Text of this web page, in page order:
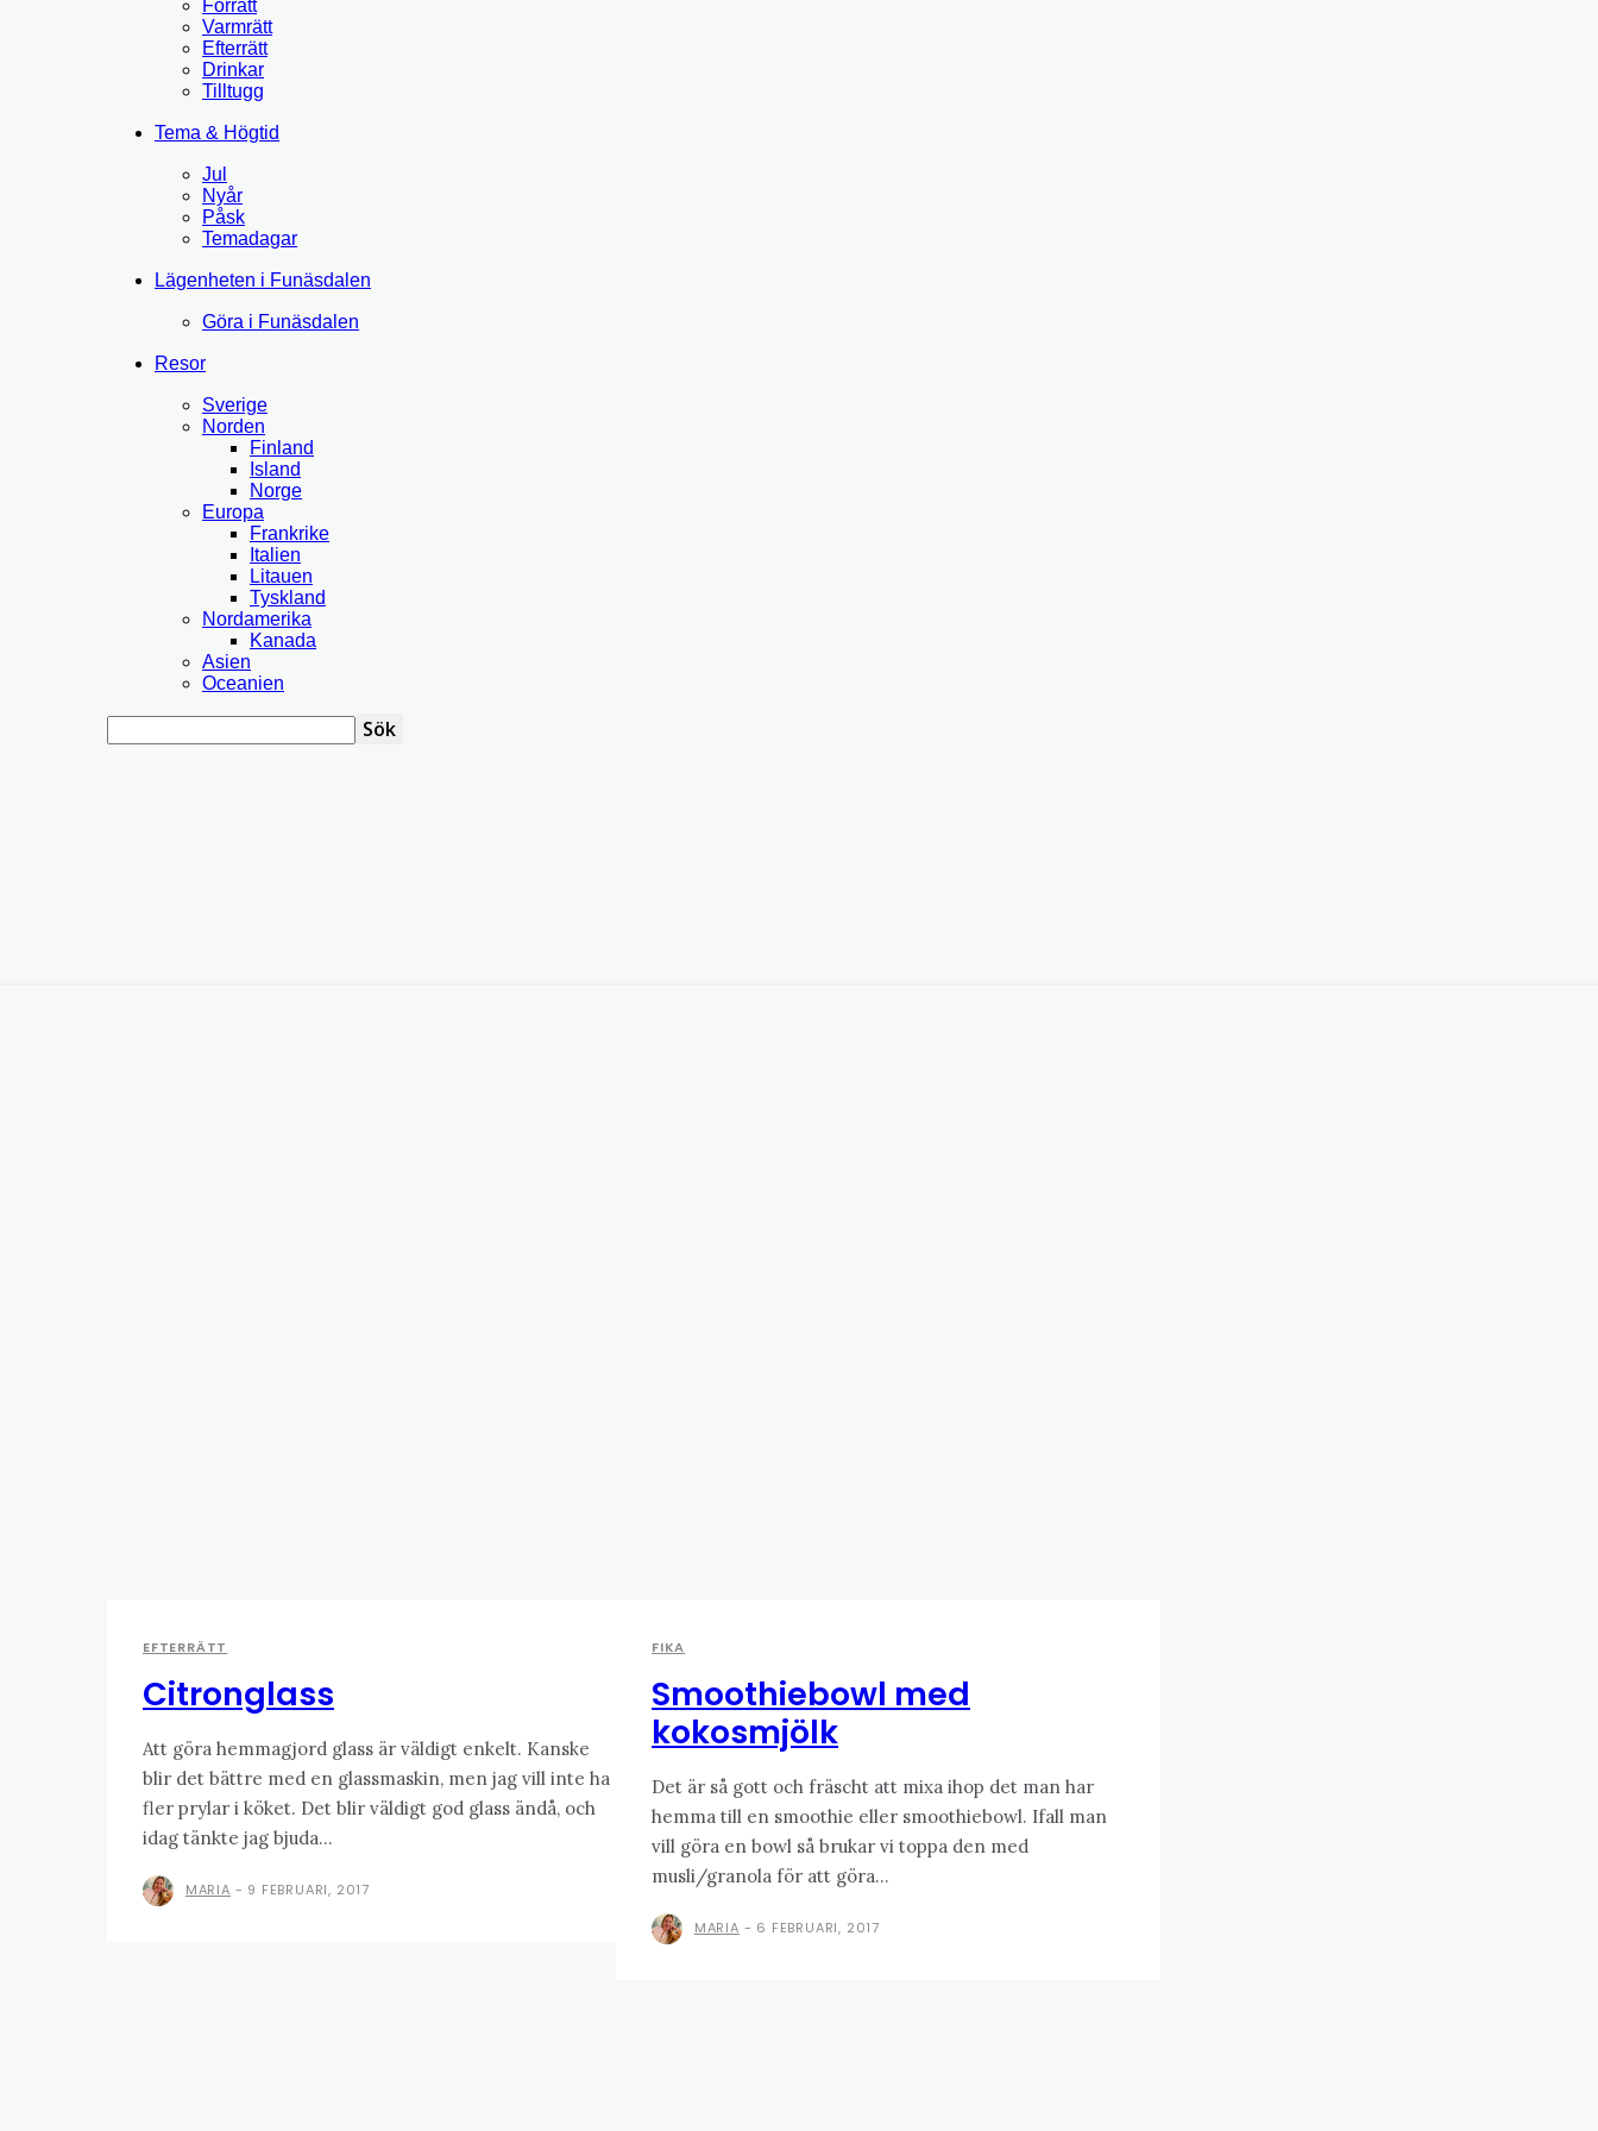
Förrätt
Varmrätt
Efterrätt
Drinkar
Tilltugg
Tema & Högtid
Jul
Nyår
Påsk
Temadagar
Lägenheten i Funäsdalen
Göra i Funäsdalen
Resor
Sverige
Norden
Finland
Island
Norge
Europa
Frankrike
Italien
Litauen
Tyskland
Nordamerika
Kanada
Asien
Oceanien
EFTERRÄTT
Citronglass
Att göra hemmagjord glass är väldigt enkelt. Kanske
blir det bättre med en glassmaskin, men jag vill inte ha
fler prylar i köket. Det blir väldigt god glass ändå, och
idag tänkte jag bjuda...
MARIA - 9 FEBRUARI, 2017
FIKA
Smoothiebowl med
kokosmjölk
Det är så gott och fräscht att mixa ihop det man har
hemma till en smoothie eller smoothiebowl. Ifall man
vill göra en bowl så brukar vi toppa den med
musli/granola för att göra...
MARIA - 6 FEBRUARI, 2017